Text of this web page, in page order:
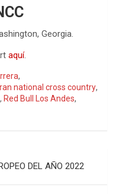
Georgia.
aquí.
,
national cross country,
, Red Bull Los Andes,
DEL AÑO 2022